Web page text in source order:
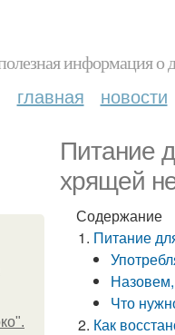
информация о
главная новости
Питание
хрящей
Содержание
Питание
Что
Как